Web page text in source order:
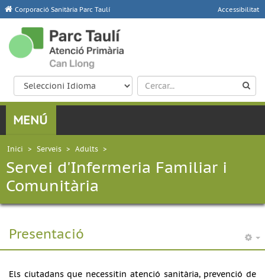
Corporació Sanitària Parc Taulí Accessibilitat
Inici > Serveis > Adults >
Servei d'Infermeria Familiar i
Comunitària
Presentació
Els ciutadans que necessitin atenció sanitària, prevenció de